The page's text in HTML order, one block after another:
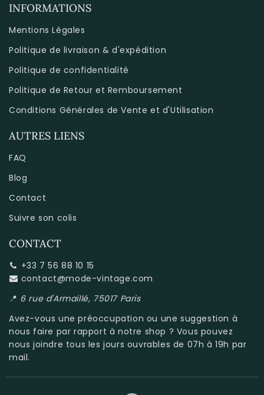
INFORMATIONS
Mentions Légales
Politique de livraison & d'expédition
Politique de confidentialité
Politique de Retour et Remboursement
Conditions Générales de Vente et d'Utilisation
AUTRES LIENS
FAQ
Blog
Contact
Suivre son colis
CONTACT
+33 7 56 88 10 15
contact@mode-vintage.com
📍 6 rue d'Armaillé, 75017 Paris
Avez-vous une préoccupation ou une suggestion à
nous faire par rapport ànotre shop ? Vous pouvez
nous joindre tous les jours ouvrables de 07h à 19h par
mail.